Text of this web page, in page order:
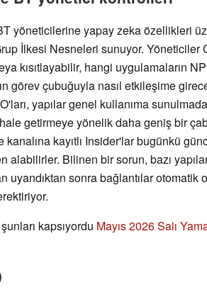
yöneticilerine yapay zeka özellikleri
İlkesi Nesneleri sunuyor. Yöneticiler
kısıtlayabilir, hangi uygulamaların
görev çubuğuyla nasıl etkileşime
yapılar genel kullanıma
getirmeye yönelik daha geniş bir
kanalına kayıtlı Insider'lar bugünkü
alabilirler. Bilinen bir sorun, bazı
uyandıktan sonra bağlantılar otomatik
kapsıyordu Mayıs 2026 Salı